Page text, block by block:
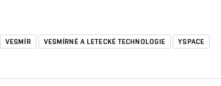
VESMÍR VESMÍRNÉ A LETECKÉ TECHNOLOGIE YSPACE